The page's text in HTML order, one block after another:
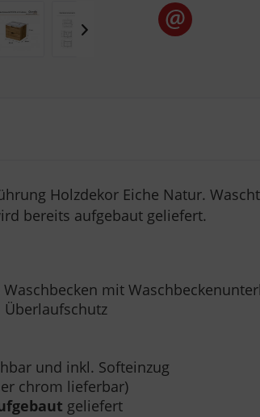
Holzdekor Eiche Natur.
bereits aufgebaut geliefert.
mit
Überlaufschutz
und inkl. Softeinzug
chrom lieferbar)
geliefert